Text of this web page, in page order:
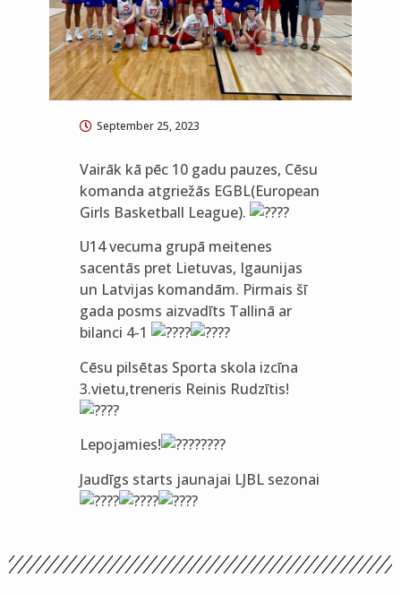
September 25, 2023
Vairāk kā pēc 10 gadu pauzes, Cēsu
komanda atgriežās EGBL(European
Girls Basketball League).
U14 vecuma grupā meitenes
sacentās pret Lietuvas, Igaunijas
un Latvijas komandām. Pirmais šī
gada posms aizvadīts Tallinā ar
bilanci 4-1
Cēsu pilsētas Sporta skola izcīna
3.vietu,treneris Reinis Rudzītis!
Lepojamies!
Jaudīgs starts jaunajai LJBL sezonai